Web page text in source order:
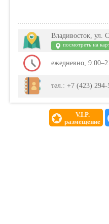
Владивосток, ул.
посмотреть на
ежедневно,
тел.: +7 (423) 294-
V.I.P.
размещение